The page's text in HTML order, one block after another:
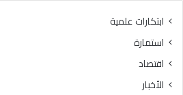
ابتكارات علمية
استمارة
اقتصاد
الأخبار